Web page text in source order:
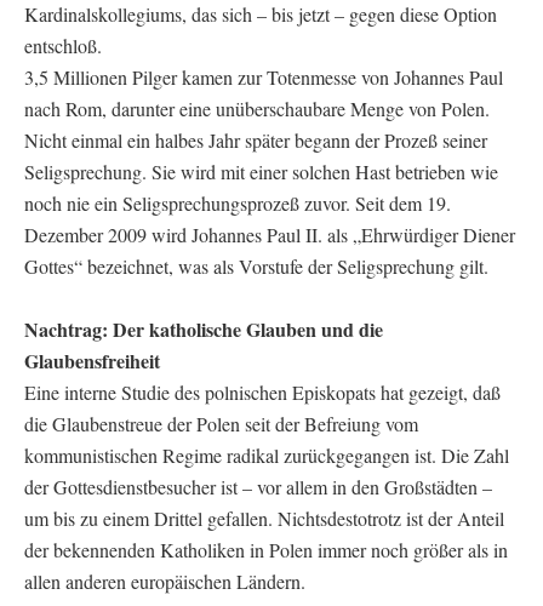
Kardinalskollegiums, das sich – bis jetzt – gegen diese Option
entschloß.
3,5 Millionen Pilger kamen zur Totenmesse von Johannes Paul
nach Rom, darunter eine unüberschaubare Menge von Polen.
Nicht einmal ein halbes Jahr später begann der Prozeß seiner
Seligsprechung. Sie wird mit einer solchen Hast betrieben wie
noch nie ein Seligsprechungsprozeß zuvor. Seit dem 19.
Dezember 2009 wird Johannes Paul II. als „Ehrwürdiger Diener
Gottes“ bezeichnet, was als Vorstufe der Seligsprechung gilt.
Nachtrag: Der katholische Glauben und die
Glaubensfreiheit
Eine interne Studie des polnischen Episkopats hat gezeigt, daß
die Glaubenstreue der Polen seit der Befreiung vom
kommunistischen Regime radikal zurückgegangen ist. Die Zahl
der Gottesdienstbesucher ist – vor allem in den Großstädten –
um bis zu einem Drittel gefallen. Nichtsdestotrotz ist der Anteil
der bekennenden Katholiken in Polen immer noch größer als in
allen anderen europäischen Ländern.